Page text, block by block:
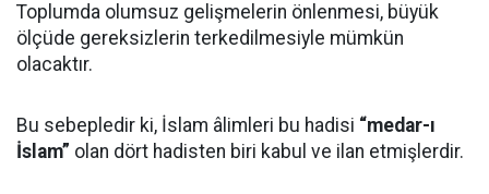
Toplumda olumsuz gelişmelerin önlenmesi, büyük
ölçüde gereksizlerin terkedilmesiyle mümkün
olacaktır.
Bu sebepledir ki, İslam âlimleri bu hadisi “medar-ı
İslam” olan dört hadisten biri kabul ve ilan etmişlerdir.